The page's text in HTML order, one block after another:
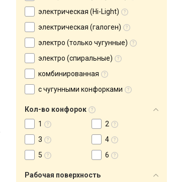
электрическая (Hi-Light)
электрическая (галоген)
электро (только чугунные)
электро (спиральные)
комбинированная
с чугунными конфорками
Кол-во конфорок
1
2
3
4
5
6
Рабочая поверхность